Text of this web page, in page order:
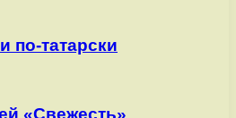
по-татарски
«Свежесть»